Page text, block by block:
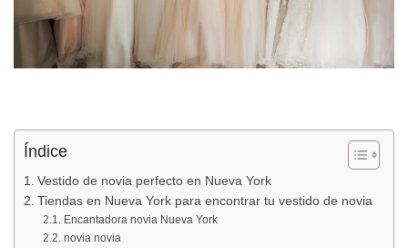
Índice
Vestido de novia perfecto en Nueva York
Tiendas en Nueva York para encontrar tu vestido de novia
Encantadora novia Nueva York
novia novia